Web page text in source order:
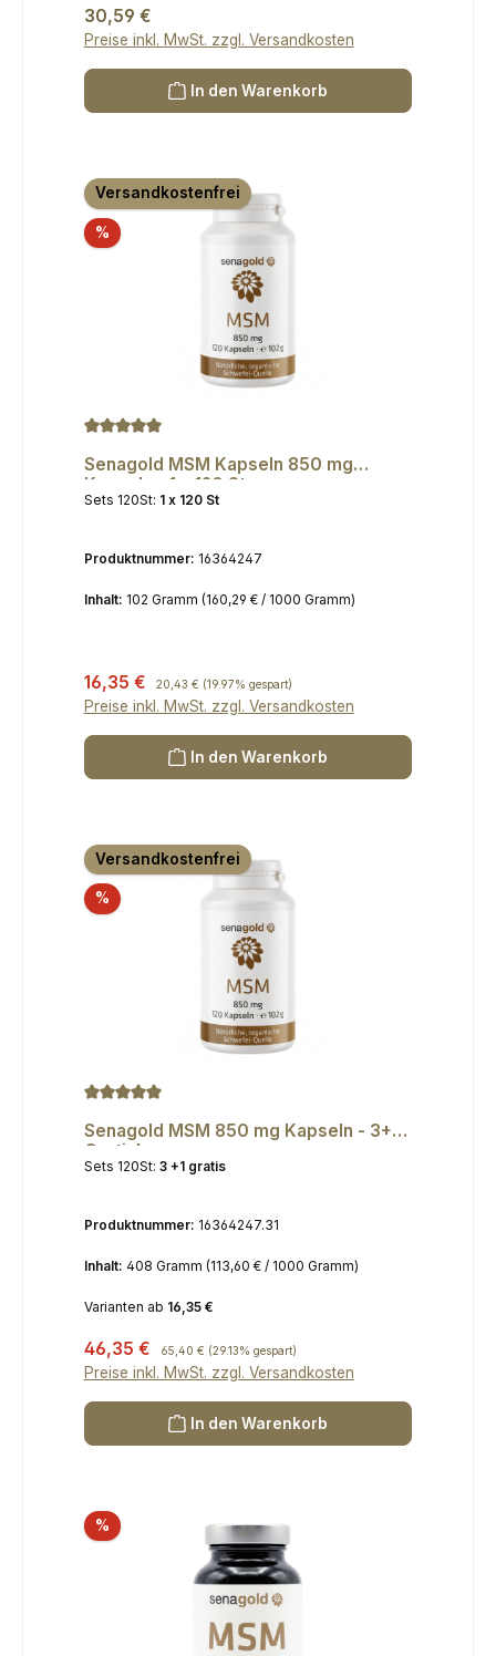
Regulärer Preis:
30,59 €
Preise inkl. MwSt. zzgl. Versandkosten
In den Warenkorb
Versandkostenfrei
%Rabatt
Senagold MSM Kapseln 850 mg
Kapseln - 1 x 120 St.
Sets 120St: 1 x 120 St
Produktnummer: 16364247
Inhalt: 102 Gramm (160,29 € / 1000 Gramm)
Verkaufspreis:
16,35 € Regulärer Preis:
20,43 € (19.97% gespart)
Preise inkl. MwSt. zzgl. Versandkosten
In den Warenkorb
Versandkostenfrei
%Rabatt
Senagold MSM 850 mg Kapseln - 3+1
Gratis!
Sets 120St: 3 +1 gratis
Produktnummer: 16364247.31
Inhalt: 408 Gramm (113,60 € / 1000 Gramm)
Varianten ab 16,35 €
Verkaufspreis:
46,35 € Regulärer Preis:
65,40 € (29.13% gespart)
Preise inkl. MwSt. zzgl. Versandkosten
In den Warenkorb
%Rabatt